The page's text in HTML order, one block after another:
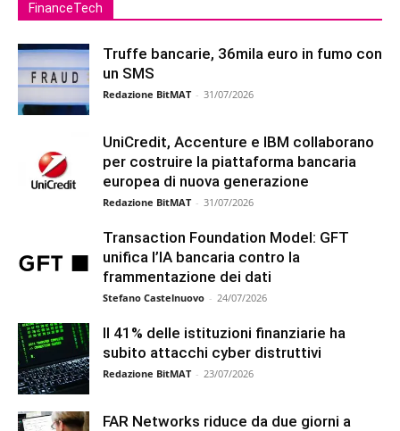
FinanceTech
Truffe bancarie, 36mila euro in fumo con
un SMS
Redazione BitMAT - 31/07/2026
UniCredit, Accenture e IBM collaborano
per costruire la piattaforma bancaria
europea di nuova generazione
Redazione BitMAT - 31/07/2026
Transaction Foundation Model: GFT
unifica l’IA bancaria contro la
frammentazione dei dati
Stefano Castelnuovo - 24/07/2026
Il 41% delle istituzioni finanziarie ha
subito attacchi cyber distruttivi
Redazione BitMAT - 23/07/2026
FAR Networks riduce da due giorni a